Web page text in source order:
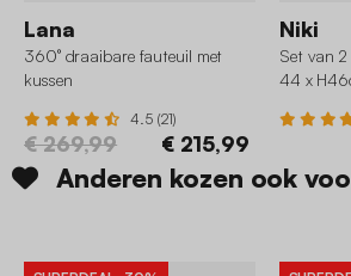
Lana
360° draaibare fauteuil met
kussen
4.5 (21)
€ 269,99 € 215,99
Niki
Set van
44 x
Anderen kozen ook